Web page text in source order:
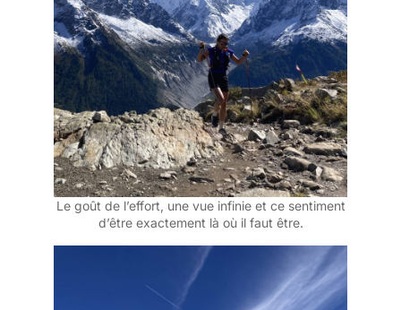
Le goût de l’effort, une vue infinie et ce sentiment
d’être exactement là où il faut être.